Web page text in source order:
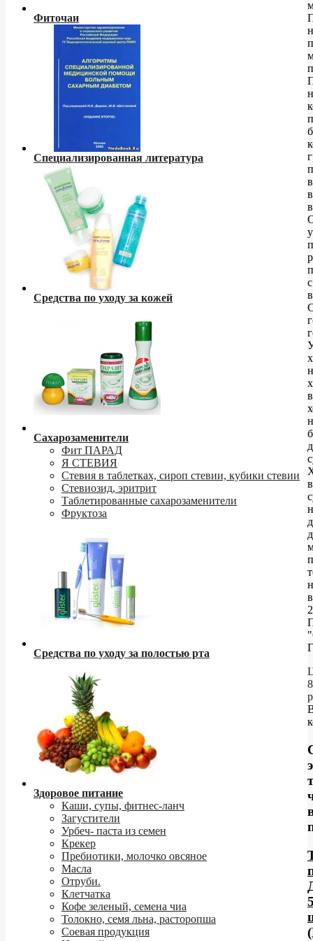
Фиточаи
Специализированная литература
Средства по уходу за кожей
Сахарозаменители
Фит ПАРАД
Я СТЕВИЯ
Стевия в таблетках, сироп стевии, кубики стевии
Стевиозид, эритрит
Таблетированные сахарозаменители
Фруктоза
Средства по уходу за полостью рта
Здоровое питание
Каши, супы, фитнес-ланч
Загустители
Урбеч- паста из семен
Крекер
Пребиотики, молочко овсяное
Масла
Отруби.
Клетчатка
Кофе зеленый, семена чиа
Толокно, семя льна, расторопша
Соевая продукция
в
с
в
в